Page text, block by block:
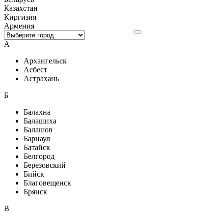
Казахстан
Киргизия
Армения
А
Архангельск
Асбест
Астрахань
Б
Балахна
Балашиха
Балашов
Барнаул
Батайск
Белгород
Березовский
Бийск
Благовещенск
Брянск
В